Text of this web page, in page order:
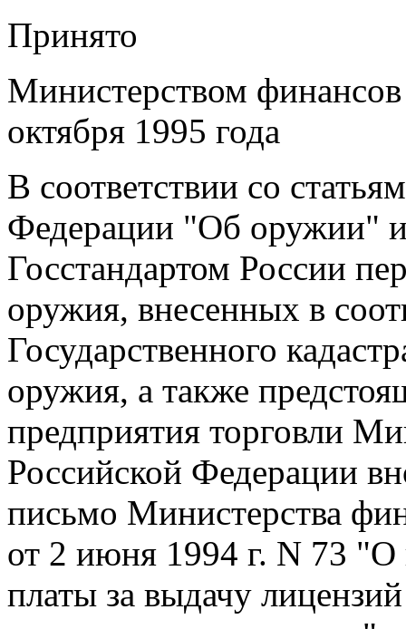
Принято
Министерством
октября 1995 года
В соответствии со
Федерации "Об оружии" и
Госстандартом России
оружия, внесенных в
Государственного
оружия, а также
предприятия торговли
Российской Федерации
письмо Министерства
от 2 июня 1994 г. N 73 "О
платы за выдачу